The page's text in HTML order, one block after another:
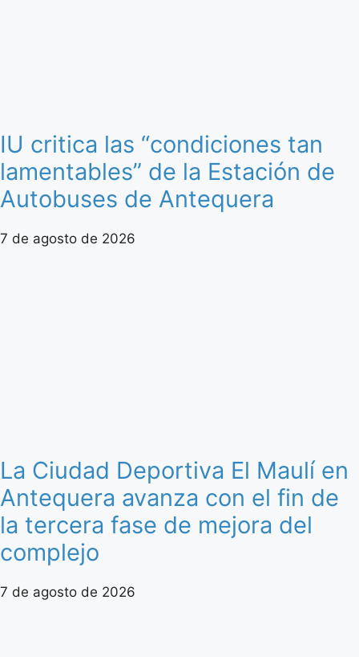
IU critica las “condiciones tan
lamentables” de la Estación de
Autobuses de Antequera
7 de agosto de 2026
La Ciudad Deportiva El Maulí en
Antequera avanza con el fin de
la tercera fase de mejora del
complejo
7 de agosto de 2026